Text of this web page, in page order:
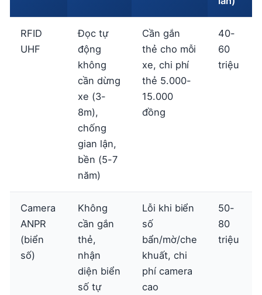
RFID
UHF
Đọc tự
động
không
cần dừng
xe (3-
8m),
chống
gian lận,
bền (5-7
năm)
Cần gắn
thẻ cho mỗi
xe, chi phí
thẻ 5.000-
15.000
đồng
40-
60
triệu
Camera
ANPR
(biển
số)
Không
cần gắn
thẻ,
nhận
diện biển
số tự
Lỗi khi biển
số
bẩn/mờ/che
khuất, chi
phí camera
cao
50-
80
triệu